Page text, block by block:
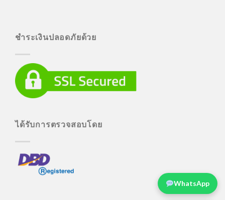
ชำระเงินปลอดภัยด้วย
ได้รับการตรวจสอบโดย
WhatsApp